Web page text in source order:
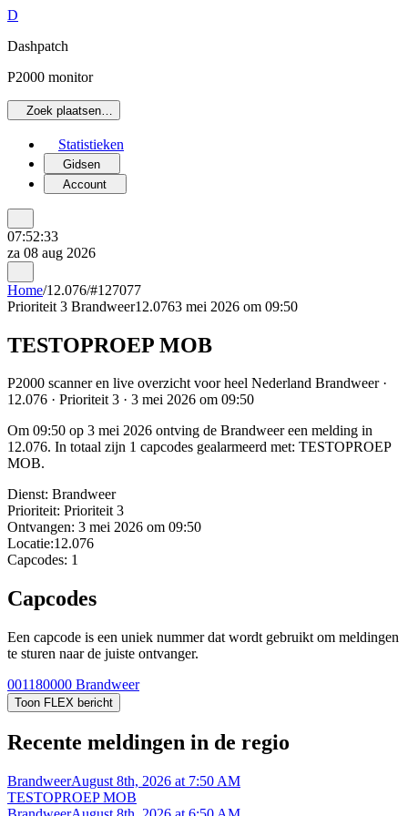
D
Dashpatch
P2000 monitor
Zoek plaatsen…
Statistieken
Gidsen
Account
07:52:33
za 08 aug 2026
Home/12.076/#127077
Prioriteit 3 Brandweer12.0763 mei 2026 om 09:50
TESTOPROEP MOB
P2000 scanner en live overzicht voor heel Nederland Brandweer ·
12.076 · Prioriteit 3 · 3 mei 2026 om 09:50
Om 09:50 op 3 mei 2026 ontving de Brandweer een melding in
12.076. In totaal zijn 1 capcodes gealarmeerd met: TESTOPROEP
MOB.
Dienst: Brandweer
Prioriteit: Prioriteit 3
Ontvangen: 3 mei 2026 om 09:50
Locatie:12.076
Capcodes: 1
Capcodes
Een capcode is een uniek nummer dat wordt gebruikt om meldingen
te sturen naar de juiste ontvanger.
001180000 Brandweer
Toon FLEX bericht
Recente meldingen in de regio
BrandweerAugust 8th, 2026 at 7:50 AM
TESTOPROEP MOB